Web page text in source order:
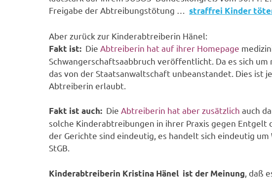
Freigabe der Abtreibungstötung … straffrei Kinder
Aber zurück zur Kinderabtreiberin Hänel:
Fakt ist: Die Abtreiberin hat auf ihrer Homepage
Schwangerschaftsaabbruch veröffentlicht. Da es sich
das von der Staatsanwaltschaft unbeanstandet. Dies ist
Abtreiberin erlaubt.
Fakt ist auch: Die Abtreiberin hat aber zusätzlich auch
solche Kinderabtreibungen in ihrer Praxis gegen Entgelt
der Gerichte sind eindeutig, es handelt sich eindeutig
StGB.
Kinderabtreiberin Kristina Hänel ist der Meinung , daß